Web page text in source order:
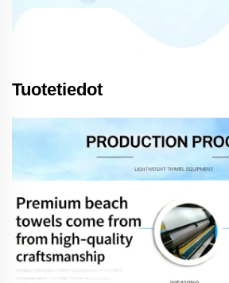
Tuotetiedot